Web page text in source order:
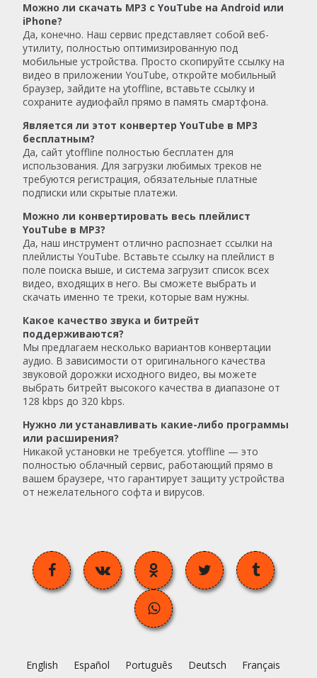
Можно ли скачать MP3 с YouTube на Android или
iPhone?
Да, конечно. Наш сервис представляет собой веб-
утилиту, полностью оптимизированную под
мобильные устройства. Просто скопируйте ссылку на
видео в приложении YouTube, откройте мобильный
браузер, зайдите на ytoffline, вставьте ссылку и
сохраните аудиофайл прямо в память смартфона.
Является ли этот конвертер YouTube в MP3
бесплатным?
Да, сайт ytoffline полностью бесплатен для
использования. Для загрузки любимых треков не
требуются регистрация, обязательные платные
подписки или скрытые платежи.
Можно ли конвертировать весь плейлист
YouTube в MP3?
Да, наш инструмент отлично распознает ссылки на
плейлисты YouTube. Вставьте ссылку на плейлист в
поле поиска выше, и система загрузит список всех
видео, входящих в него. Вы сможете выбрать и
скачать именно те треки, которые вам нужны.
Какое качество звука и битрейт
поддерживаются?
Мы предлагаем несколько вариантов конвертации
аудио. В зависимости от оригинального качества
звуковой дорожки исходного видео, вы можете
выбрать битрейт высокого качества в диапазоне от
128 kbps до 320 kbps.
Нужно ли устанавливать какие-либо программы
или расширения?
Никакой установки не требуется. ytoffline — это
полностью облачный сервис, работающий прямо в
вашем браузере, что гарантирует защиту устройства
от нежелательного софта и вирусов.
English Español Português Deutsch
Français